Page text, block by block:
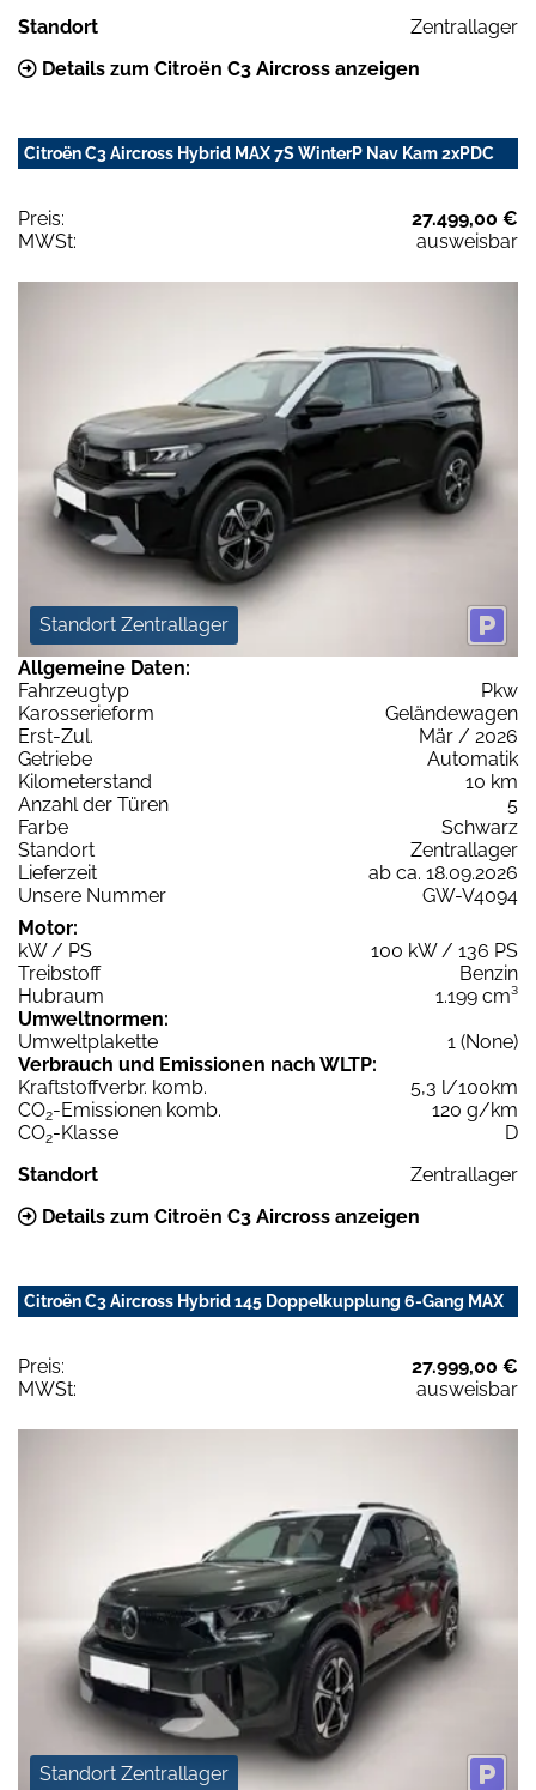
Standort
Zentrallager
Details zum Citroën C3 Aircross anzeigen
Citroën C3 Aircross Hybrid MAX 7S WinterP Nav Kam 2xPDC
Preis:
27.499,00 €
MWSt:
ausweisbar
Standort Zentrallager
Allgemeine Daten:
Fahrzeugtyp
Pkw
Karosserieform
Geländewagen
Erst-Zul.
Mär / 2026
Getriebe
Automatik
Kilometerstand
10 km
Anzahl der Türen
5
Farbe
Schwarz
Standort
Zentrallager
Lieferzeit
ab ca. 18.09.2026
Unsere Nummer
GW-V4094
Motor:
kW / PS
100 kW / 136 PS
Treibstoff
Benzin
Hubraum
1.199 cm³
Umweltnormen:
Umweltplakette
1 (None)
Verbrauch und Emissionen nach WLTP:
Kraftstoffverbr. komb.
5,3 l/100km
CO2-Emissionen komb.
120 g/km
CO2-Klasse
D
Standort
Zentrallager
Details zum Citroën C3 Aircross anzeigen
Citroën C3 Aircross Hybrid 145 Doppelkupplung 6-Gang MAX
Preis:
27.999,00 €
MWSt:
ausweisbar
Standort Zentrallager